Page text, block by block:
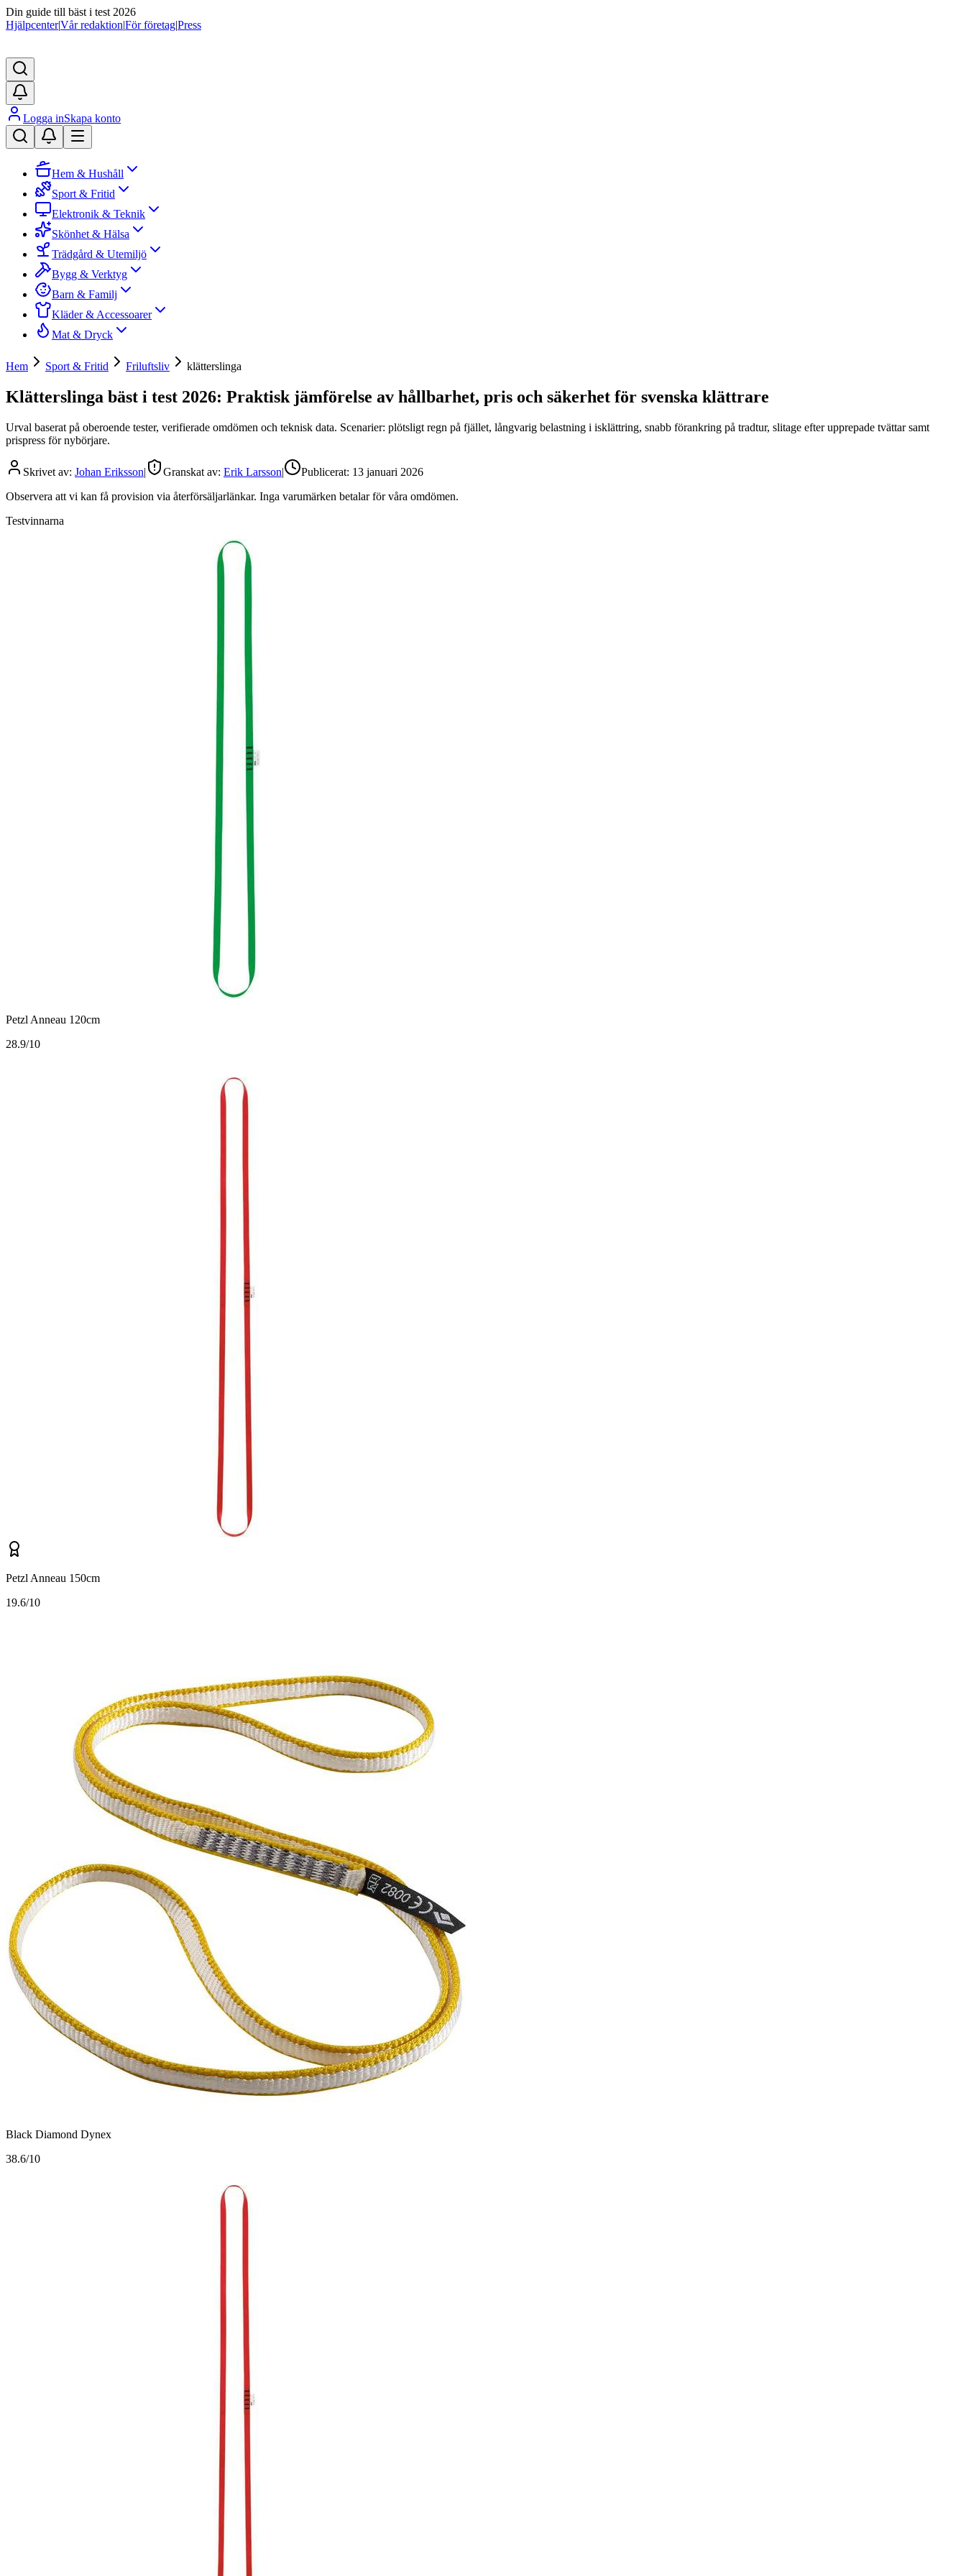
Din guide till bäst i test 2026
Hjälpcenter|Vår redaktion|För företag|Press
Logga inSkapa konto
Hem & Hushåll
Sport & Fritid
Elektronik & Teknik
Skönhet & Hälsa
Trädgård & Utemiljö
Bygg & Verktyg
Barn & Familj
Kläder & Accessoarer
Mat & Dryck
Hem Sport & Fritid Friluftsliv klätterslinga
Klätterslinga bäst i test 2026: Praktisk jämförelse av hållbarhet, pris och säkerhet för svenska klättrare
Urval baserat på oberoende tester, verifierade omdömen och teknisk data. Scenarier: plötsligt regn på fjället, långvarig belastning i isklättring, snabb förankring på tradtur, slitage efter upprepade tvättar samt
prispress för nybörjare.
Skrivet av: Johan Eriksson| Granskat av: Erik Larsson| Publicerat: 13 januari 2026
Observera att vi kan få provision via återförsäljarlänkar. Inga varumärken betalar för våra omdömen.
Testvinnarna
Petzl Anneau 120cm
28.9/10
Petzl Anneau 150cm
19.6/10
Black Diamond Dynex
38.6/10